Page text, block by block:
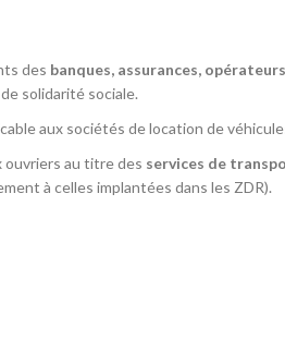
des banques, assurances,
solidarité sociale.
aux sociétés de location de
ouvriers au titre des services de
à celles implantées dans les ZDR).